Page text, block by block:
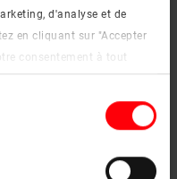
d'analyse et de
en cliquant sur "Accepter
consentement à tout
informations sur les
sous le bouton "Afficher